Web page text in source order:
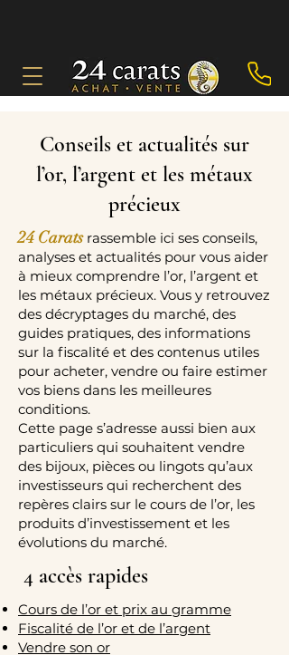
Conseils et actualités sur
l’or, l’argent et les métaux
précieux
24 Caratsrassemble ici ses conseils,
analyses et actualités pour vous aider
à mieux comprendre l’or, l’argent et
les métaux précieux. Vous y retrouvez
des décryptages du marché, des
guides pratiques, des informations
sur la fiscalité et des contenus utiles
pour acheter, vendre ou faire estimer
vos biens dans les meilleures
conditions.
Cette page s’adresse aussi bien aux
particuliers qui souhaitent vendre
des bijoux, pièces ou lingots qu’aux
investisseurs qui recherchent des
repères clairs sur le cours de l’or, les
produits d’investissement et les
évolutions du marché.
4 accès rapides
Cours de l’or et prix au gramme
Fiscalité de l’or et de l’argent
Vendre son or